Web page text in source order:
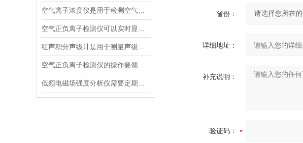
空气正负离子检测仪的操作要领
省份：
详细地址：
补充说明：
验证码：